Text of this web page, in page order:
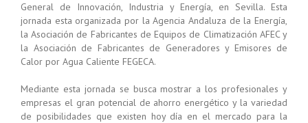
General de Innovación, Industria y Energía, en Sevilla. Esta
jornada esta organizada por la Agencia Andaluza de la Energía,
la Asociación de Fabricantes de Equipos de Climatización AFEC y
la Asociación de Fabricantes de Generadores y Emisores de
Calor por Agua Caliente FEGECA.
Mediante esta jornada se busca mostrar a los profesionales y
empresas el gran potencial de ahorro energético y la variedad
de posibilidades que existen hoy día en el mercado para la